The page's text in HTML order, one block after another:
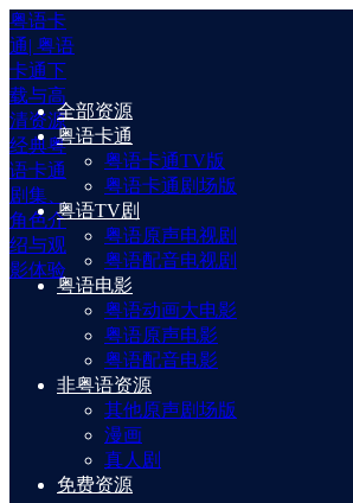
粤语卡
通| 粤语
卡通下
载与高
清资源
经典粤
语卡通
剧集、
角色介
绍与观
影体验
全部资源
粤语卡通
粤语卡通TV版
粤语卡通剧场版
粤语TV剧
粤语原声电视剧
粤语配音电视剧
粤语电影
粤语动画大电影
粤语原声电影
粤语配音电影
非粤语资源
其他原声剧场版
漫画
真人剧
免费资源